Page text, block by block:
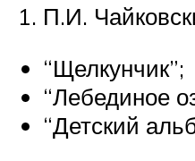
П.И.
“Щелкунчик”;
“Лебединое
“Детский